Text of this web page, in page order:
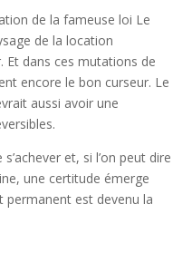
de la fameuse loi Le
de la location
Et dans ces mutations de
encore le bon curseur. Le
aussi avoir une
et, si l’on peut dire
une certitude émerge
permanent est devenu la